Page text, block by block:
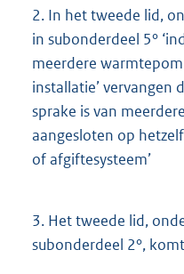
2. In het tweede lid,
in subonderdeel 5°
meerdere
installatie’ vervangen
sprake is van
aangesloten op
of afgiftesysteem’
3. Het tweede lid,
subonderdeel 2°,